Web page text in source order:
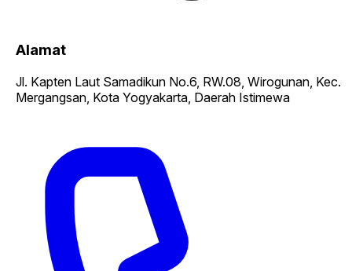
Alamat
Jl. Kapten Laut Samadikun No.6, RW.08, Wirogunan, Kec.
Mergangsan, Kota Yogyakarta, Daerah Istimewa